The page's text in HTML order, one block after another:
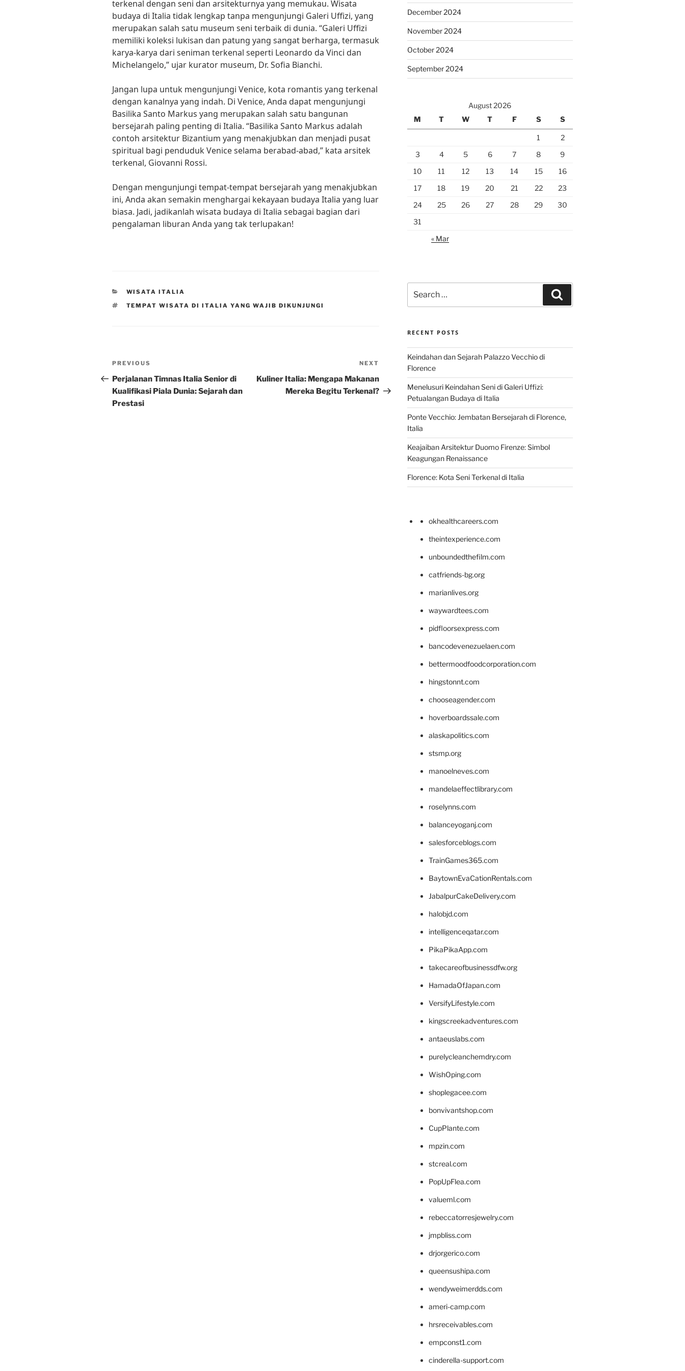
terkenal dengan seni dan arsitekturnya yang memukau. Wisata
budaya di Italia tidak lengkap tanpa mengunjungi Galeri Uffizi, yang
merupakan salah satu museum seni terbaik di dunia. “Galeri Uffizi
memiliki koleksi lukisan dan patung yang sangat berharga, termasuk
karya-karya dari seniman terkenal seperti Leonardo da Vinci dan
Michelangelo,” ujar kurator museum, Dr. Sofia Bianchi.
Jangan lupa untuk mengunjungi Venice, kota romantis yang terkenal
dengan kanalnya yang indah. Di Venice, Anda dapat mengunjungi
Basilika Santo Markus yang merupakan salah satu bangunan
bersejarah paling penting di Italia. “Basilika Santo Markus adalah
contoh arsitektur Bizantium yang menakjubkan dan menjadi pusat
spiritual bagi penduduk Venice selama berabad-abad,” kata arsitek
terkenal, Giovanni Rossi.
Dengan mengunjungi tempat-tempat bersejarah yang menakjubkan
ini, Anda akan semakin menghargai kekayaan budaya Italia yang luar
biasa. Jadi, jadikanlah wisata budaya di Italia sebagai bagian dari
pengalaman liburan Anda yang tak terlupakan!
CATEGORIES
WISATA ITALIA
TAGS
TEMPAT WISATA DI ITALIA YANG WAJIB DIKUNJUNGI
Post
navigation
Previous
Post
PREVIOUS
Perjalanan Timnas Italia Senior di
Kualifikasi Piala Dunia: Sejarah dan
Prestasi
Post
NEXT
Kuliner Italia: Mengapa Makanan
Mereka Begitu Terkenal?
December 2024
November 2024
October 2024
September 2024
August 2026
M
T W T F S S
1
2
3
4 5 6 7 8
9
10
11 12 13 14 15
16
17
18 19 20 21 22
23
24
25 26 27 28 29
30
31
« Mar
for:
RECENT POSTS
Keindahan dan Sejarah Palazzo Vecchio di
Florence
Menelusuri Keindahan Seni di Galeri Uffizi:
Petualangan Budaya di Italia
Ponte Vecchio: Jembatan Bersejarah di Florence,
Italia
Keajaiban Arsitektur Duomo Firenze: Simbol
Keagungan Renaissance
Florence: Kota Seni Terkenal di Italia
okhealthcareers.com
theintexperience.com
unboundedthefilm.com
catfriends-bg.org
marianlives.org
waywardtees.com
pidfloorsexpress.com
bancodevenezuelaen.com
bettermoodfoodcorporation.com
hingstonnt.com
chooseagender.com
hoverboardssale.com
alaskapolitics.com
stsmp.org
manoelneves.com
mandelaeffectlibrary.com
roselynns.com
balanceyoganj.com
salesforceblogs.com
TrainGames365.com
BaytownEvaCationRentals.com
JabalpurCakeDelivery.com
halobjd.com
intelligenceqatar.com
PikaPikaApp.com
takecareofbusinessdfw.org
HamadaOfJapan.com
VersifyLifestyle.com
kingscreekadventures.com
antaeuslabs.com
purelycleanchemdry.com
WishOping.com
shoplegacee.com
bonvivantshop.com
CupPlante.com
mpzin.com
stcreal.com
PopUpFlea.com
valueml.com
rebeccatorresjewelry.com
jmpbliss.com
drjorgerico.com
queensushipa.com
wendyweimerdds.com
ameri-camp.com
hrsreceivables.com
empconst1.com
cinderella-support.com